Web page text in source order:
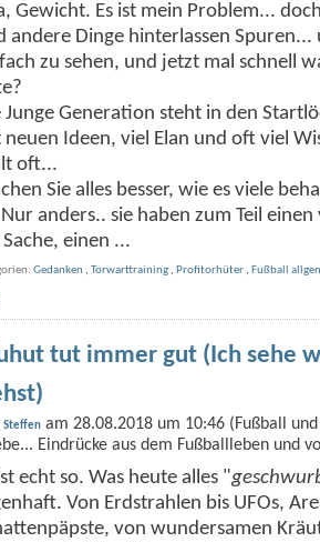
Gewicht. Es ist mein Problem...
andere Dinge hinterlassen Spuren...
zu sehen, und jetzt mal schnell
Junge Generation steht in den
neuen Ideen, viel Elan und oft viel
oft...
Sie alles besser, wie es viele
anders.. sie haben zum Teil
einen ...
Gedanken , Torwarttraining , Profitorhüter , Fußball
tut immer gut (Ich sehe
Steffen am 28.08.2018 um 10:46 (Fußball
Eindrücke aus dem Fußballleben und
echt so. Was heute alles "
Von Erdstrahlen bis UFOs,
von wundersamen